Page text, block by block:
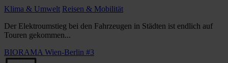
Klima & Umwelt Reisen & Mobilität
Der Elektroumstieg bei den Fahrzeugen in Städten ist endlich auf
Touren gekommen...
BIORAMA Wien-Berlin #3